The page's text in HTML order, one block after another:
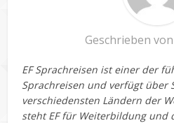
Geschrieben von
EF Sprachreisen ist einer der
Sprachreisen und verfügt über
verschiedensten Ländern der
steht EF für Weiterbildung und